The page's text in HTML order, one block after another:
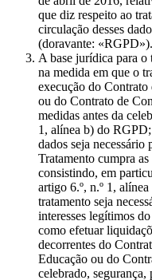
que diz respeito ao
circulação desses
(doravante: «RGPD»).
A base jurídica para o
na medida em que o
execução do
ou do Contrato de
medidas antes da
1, alínea b) do
dados seja necessário
Tratamento cumpra
consistindo, em
artigo 6.º, n.º 1,
tratamento seja
interesses legítimos
como efetuar
decorrentes do
Educação ou do
celebrado,